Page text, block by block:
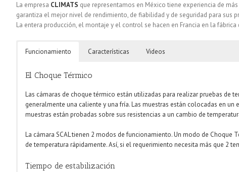
La empresa CLIMATS que representamos en México tiene experiencia de
garantiza el mejor nivel de rendimiento, de fiabilidad y de seguridad para sus
La entera producción, el montaje y el control se hacen en Francia en la
Funcionamiento Características Videos
El Choque Térmico
Las cámaras de choque térmico están utilizadas para realizar pruebas de
generalmente una caliente y una fría. Las muestras están colocadas en
muestras están probadas sobre sus resistencias a un cambio de
La cámara SCAL tienen 2 modos de funcionamiento. Un modo de Choque
de temperatura rápidamente. Así, si el requerimiento necesita más que 2
Tiempo de estabilización